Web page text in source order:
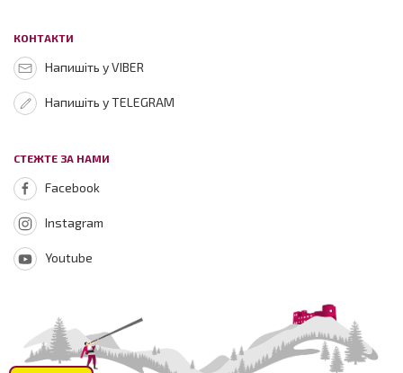
КОНТАКТИ
Напишіть у VIBER
Напишіть у TELEGRAM
СТЕЖТЕ ЗА НАМИ
Facebook
Instagram
Youtube